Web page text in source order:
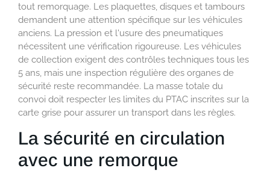
tout remorquage. Les plaquettes, disques et tambours
demandent une attention spécifique sur les véhicules
anciens. La pression et l'usure des pneumatiques
nécessitent une vérification rigoureuse. Les véhicules
de collection exigent des contrôles techniques tous les
5 ans, mais une inspection régulière des organes de
sécurité reste recommandée. La masse totale du
convoi doit respecter les limites du PTAC inscrites sur la
carte grise pour assurer un transport dans les règles.
La sécurité en circulation
avec une remorque